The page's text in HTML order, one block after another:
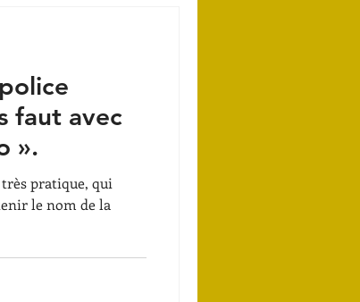
faut avec
».
pratique, qui
le nom de la